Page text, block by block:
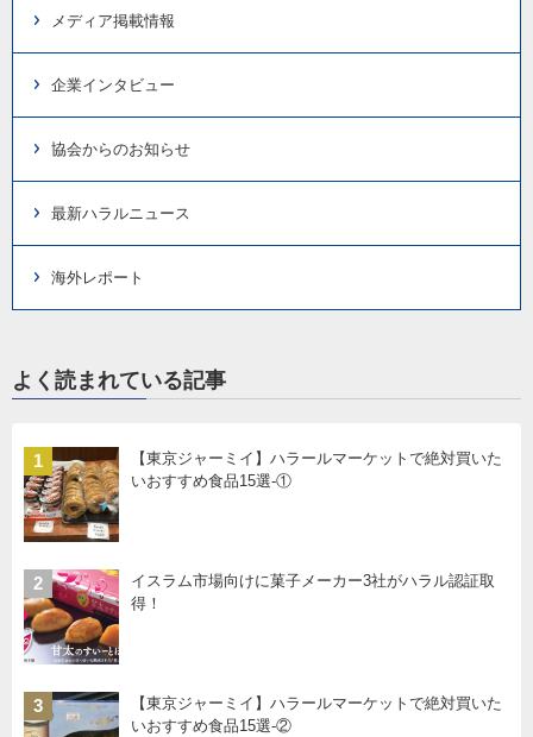
メディア掲載情報
企業インタビュー
協会からのお知らせ
最新ハラルニュース
海外レポート
よく読まれている記事
1
【東京ジャーミイ】ハラールマーケットで絶対買いた
いおすすめ食品15選-①
2
イスラム市場向けに菓子メーカー3社がハラル認証取
得！
3
【東京ジャーミイ】ハラールマーケットで絶対買いた
いおすすめ食品15選-②